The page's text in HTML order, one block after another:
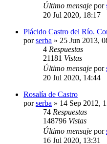
Último mensaje por
20 Jul 2020, 18:17
Plácido Castro del Río.
porserba » 25 Jun 2013,
4 Respuestas
21181 Vistas
Último mensaje por
20 Jul 2020, 14:44
Rosalía de Castro
porserba » 14 Sep 2012,
74 Respuestas
148796 Vistas
Último mensaje por
16 Jul 2020, 13:31